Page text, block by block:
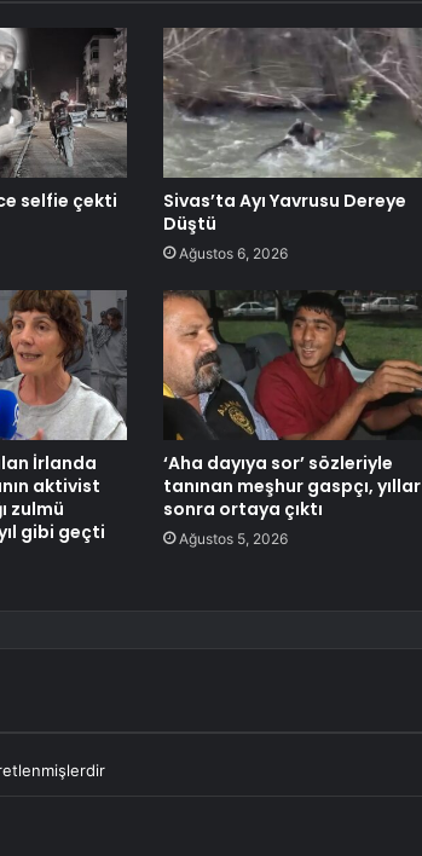
selfie çekti
Sivas’ta Ayı Yavrusu Dereye
Düştü
Ağustos 6, 2026
İrlanda
aktivist
zulmü
gibi geçti
‘Aha dayıya sor’ sözleriyle
tanınan meşhur gaspçı, yıllar
sonra ortaya çıktı
Ağustos 5, 2026